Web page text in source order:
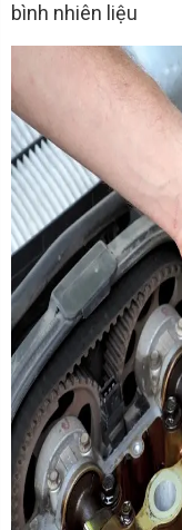
bình nhiên liệu